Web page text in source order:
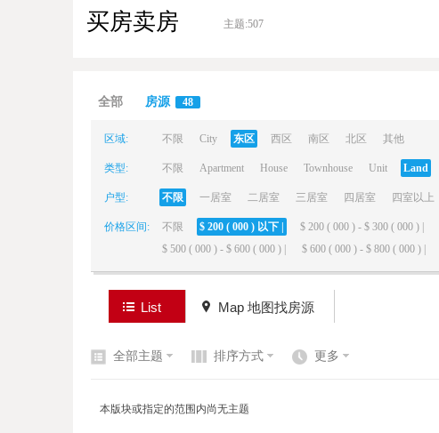
买房卖房 主题:507
全部 房源 48
区域: 不限 City 东区 西区 南区 北区 其他
类型: 不限 Apartment House Townhouse Unit Land
户型: 不限 一居室 二居室 三居室 四居室 四室以上
价格区间: 不限 $ 200 ( 000 ) 以下 | $ 200 ( 000 ) - $ 300 ( 000 ) |
$ 500 ( 000 ) - $ 600 ( 000 ) |
$ 600 ( 000 ) - $ 800 ( 000 ) |
List Map 地图找房源
全部主题 排序方式 更多
本版块或指定的范围内尚无主题